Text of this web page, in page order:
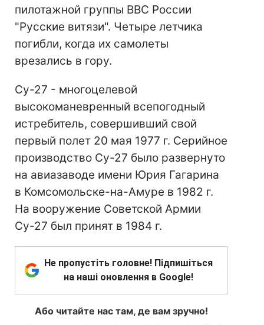
пилотажной группы ВВС России
"Русские витязи". Четыре летчика
погибли, когда их самолеты
врезались в гору.
Су-27 - многоцелевой
высокоманевренный всепогодный
истребитель, совершивший свой
первый полет 20 мая 1977 г. Серийное
производство Су-27 было развернуто
на авиазаводе имени Юрия Гагарина
в Комсомольске-на-Амуре в 1982 г.
На вооружение Советской Армии
Су-27 был принят в 1984 г.
Не пропустіть головне! Підпишіться
на наші оновлення в Google!
Або читайте нас там, де вам зручно!